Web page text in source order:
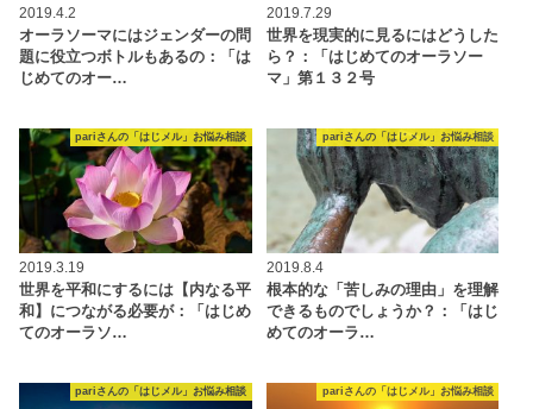
2019.4.2
オーラソーマにはジェンダーの問
題に役立つボトルもあるの：「は
じめてのオー…
2019.7.29
世界を現実的に見るにはどうした
ら？：「はじめてのオーラソー
マ」第１３２号
pariさんの「はじメル」お悩み相談
2019.3.19
世界を平和にするには【内なる平
和】につながる必要が：「はじめ
てのオーラソ…
pariさんの「はじメル」お悩み相談
2019.8.4
根本的な「苦しみの理由」を理解
できるものでしょうか？：「はじ
めてのオーラ…
pariさんの「はじメル」お悩み相談 pariさんの「はじメル」お悩み相談